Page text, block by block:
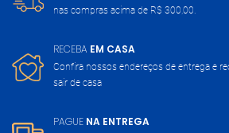
nas compras acima de R$ 300,00.
RECEBA EM CASA
Confira nossos endereços de entrega e
sair de casa
PAGUE NA ENTREGA